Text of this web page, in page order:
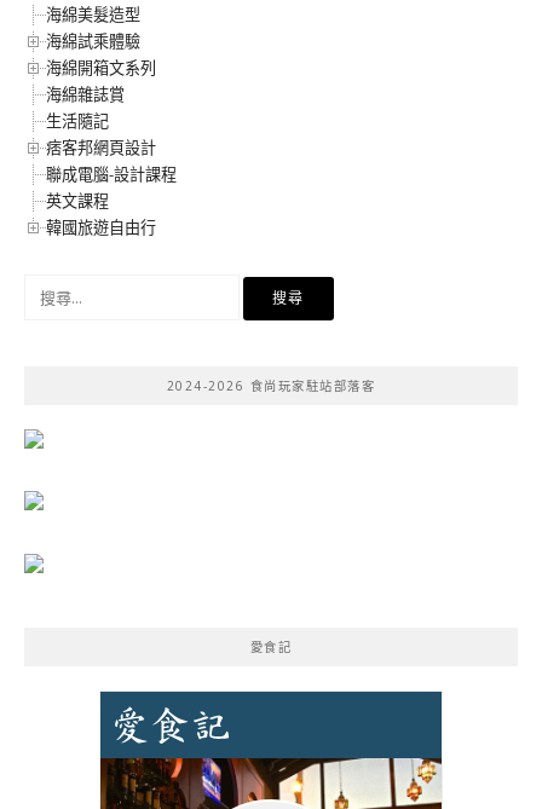
海綿美髮造型
海綿試乘體驗
海綿開箱文系列
海綿雜誌賞
生活隨記
痞客邦網頁設計
聯成電腦-設計課程
英文課程
韓國旅遊自由行
2024-2026 食尚玩家駐站部落客
愛食記